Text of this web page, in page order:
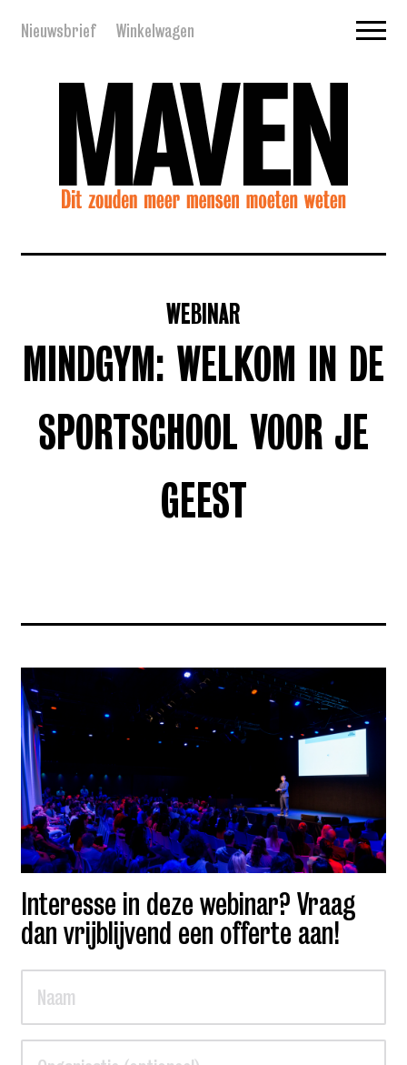
Nieuwsbrief Winkelwagen
WEBINAR
MINDGYM: WELKOM IN DE
SPORTSCHOOL VOOR JE
GEEST
Interesse in deze webinar? Vraag
dan vrijblijvend een offerte aan!